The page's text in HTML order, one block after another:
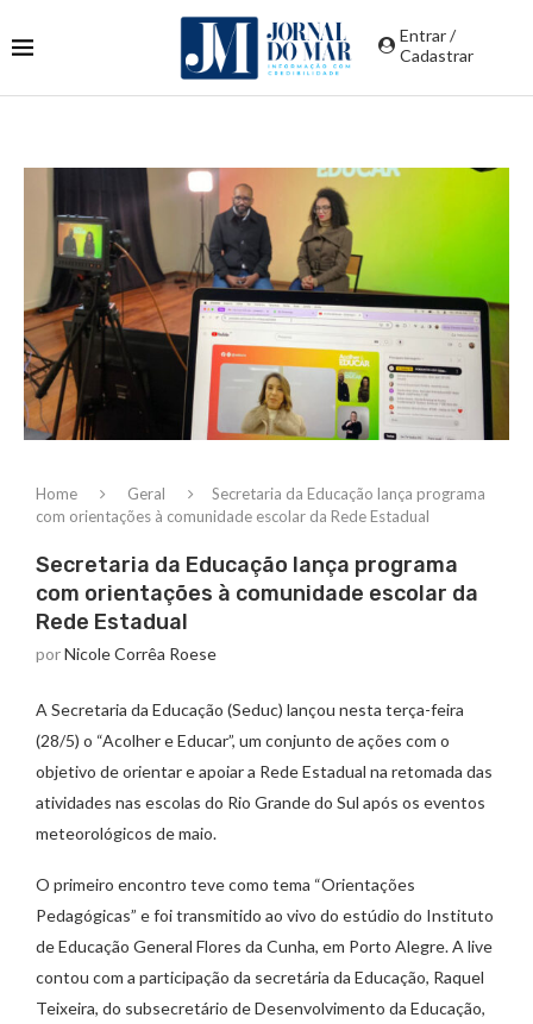
Entrar /
Cadastrar
Home Geral
Secretaria da Educação lança programa
com orientações à comunidade escolar da Rede Estadual
Secretaria da Educação lança programa
com orientações à comunidade escolar da
Rede Estadual
porNicole Corrêa Roese
A Secretaria da Educação (Seduc) lançou nesta terça-feira
(28/5) o “Acolher e Educar”, um conjunto de ações com o
objetivo de orientar e apoiar a Rede Estadual na retomada das
atividades nas escolas do Rio Grande do Sul após os eventos
meteorológicos de maio.
O primeiro encontro teve como tema “Orientações
Pedagógicas” e foi transmitido ao vivo do estúdio do Instituto
de Educação General Flores da Cunha, em Porto Alegre. A live
contou com a participação da secretária da Educação, Raquel
Teixeira, do subsecretário de Desenvolvimento da Educação,